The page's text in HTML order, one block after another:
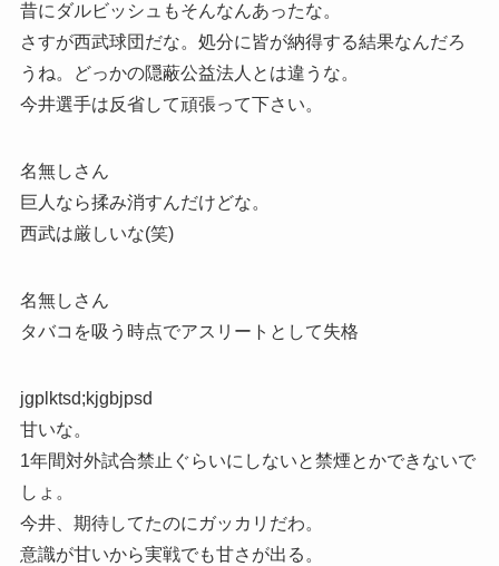
昔にダルビッシュもそんなんあったな。
さすが西武球団だな。処分に皆が納得する結果なんだろ
うね。どっかの隠蔽公益法人とは違うな。
今井選手は反省して頑張って下さい。
名無しさん
巨人なら揉み消すんだけどな。
西武は厳しいな(笑)
名無しさん
タバコを吸う時点でアスリートとして失格
jgplktsd;kjgbjpsd
甘いな。
1年間対外試合禁止ぐらいにしないと禁煙とかできないで
しょ。
今井、期待してたのにガッカリだわ。
意識が甘いから実戦でも甘さが出る。